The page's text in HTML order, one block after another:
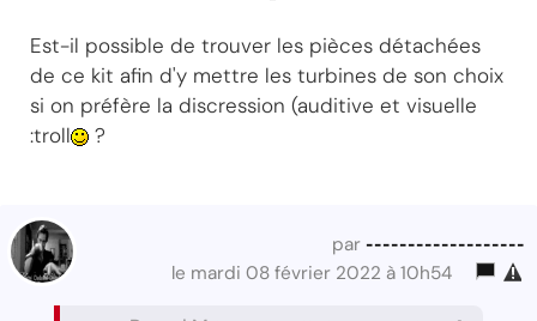
Est-il possible de trouver les pièces détachées
de ce kit afin d'y mettre les turbines de son choix
si on préfère la discression (auditive et visuelle
:troll
?
par -------------------
le mardi 08 février 2022 à 10h54